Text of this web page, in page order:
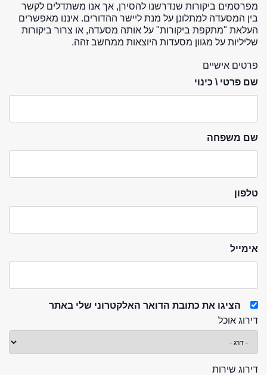
מפרסמים ביקורות שנדרשנו להסירן, אך אנו משתדלים לקשר
בין המסעדה למתלונן על מנת ליישר ההדורים. איננו מאפשרים
העלאת "מתקפת ביקורות" על אותה מסעדה, או צרור ביקורות
שליליות על מגוון מסעדות היוצאות ממחשב זהה.
פרטים אישיים
שם פרטי \ כינוי
שם משפחה
טלפון
אימייל
הציגו את כתובת הדואר האלקטרוני שלי באתר
דירוג אוכל
דירוג שירות